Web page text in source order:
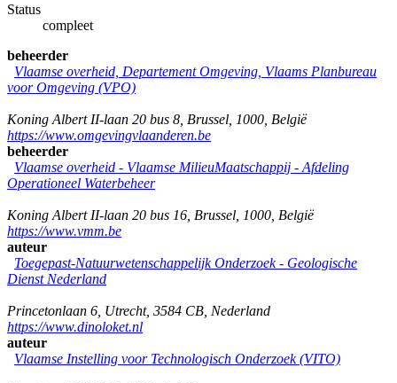
Status
compleet
beheerder
Vlaamse overheid, Departement Omgeving, Vlaams Planbureau
voor Omgeving (VPO)
Koning Albert II-laan 20 bus 8 Brussel 1000 België
https://www.omgevingvlaanderen.be
beheerder
Vlaamse overheid - Vlaamse MilieuMaatschappij - Afdeling
Operationeel Waterbeheer
Koning Albert II-laan 20 bus 16 Brussel 1000 België
https://www.vmm.be
auteur
Toegepast-Natuurwetenschappelijk Onderzoek - Geologische
Dienst Nederland
Princetonlaan 6 Utrecht, 3584 CB Nederland
https://www.dinoloket.nl
auteur
Vlaamse Instelling voor Technologisch Onderzoek (VITO)